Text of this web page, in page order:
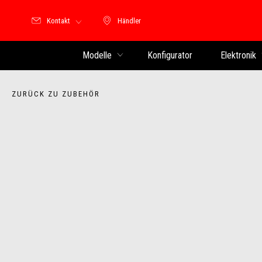
Händler
Händler
Kontakt
Modelle Konfigurator Elektronik
ZURÜCK ZU ZUBEHÖR